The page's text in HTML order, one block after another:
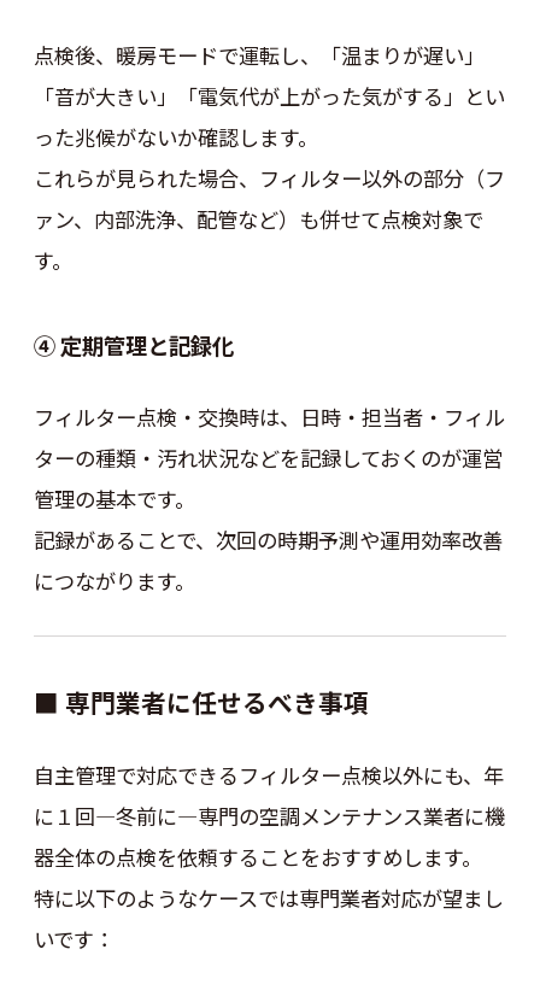
点検後、暖房モードで運転し、「温まりが遅い」
「音が大きい」「電気代が上がった気がする」とい
った兆候がないか確認します。
これらが見られた場合、フィルター以外の部分（フ
ァン、内部洗浄、配管など）も併せて点検対象で
す。
④ 定期管理と記録化
フィルター点検・交換時は、日時・担当者・フィル
ターの種類・汚れ状況などを記録しておくのが運営
管理の基本です。
記録があることで、次回の時期予測や運用効率改善
につながります。
■ 専門業者に任せるべき事項
自主管理で対応できるフィルター点検以外にも、年
に１回—冬前に—専門の空調メンテナンス業者に機
器全体の点検を依頼することをおすすめします。
特に以下のようなケースでは専門業者対応が望まし
いです：